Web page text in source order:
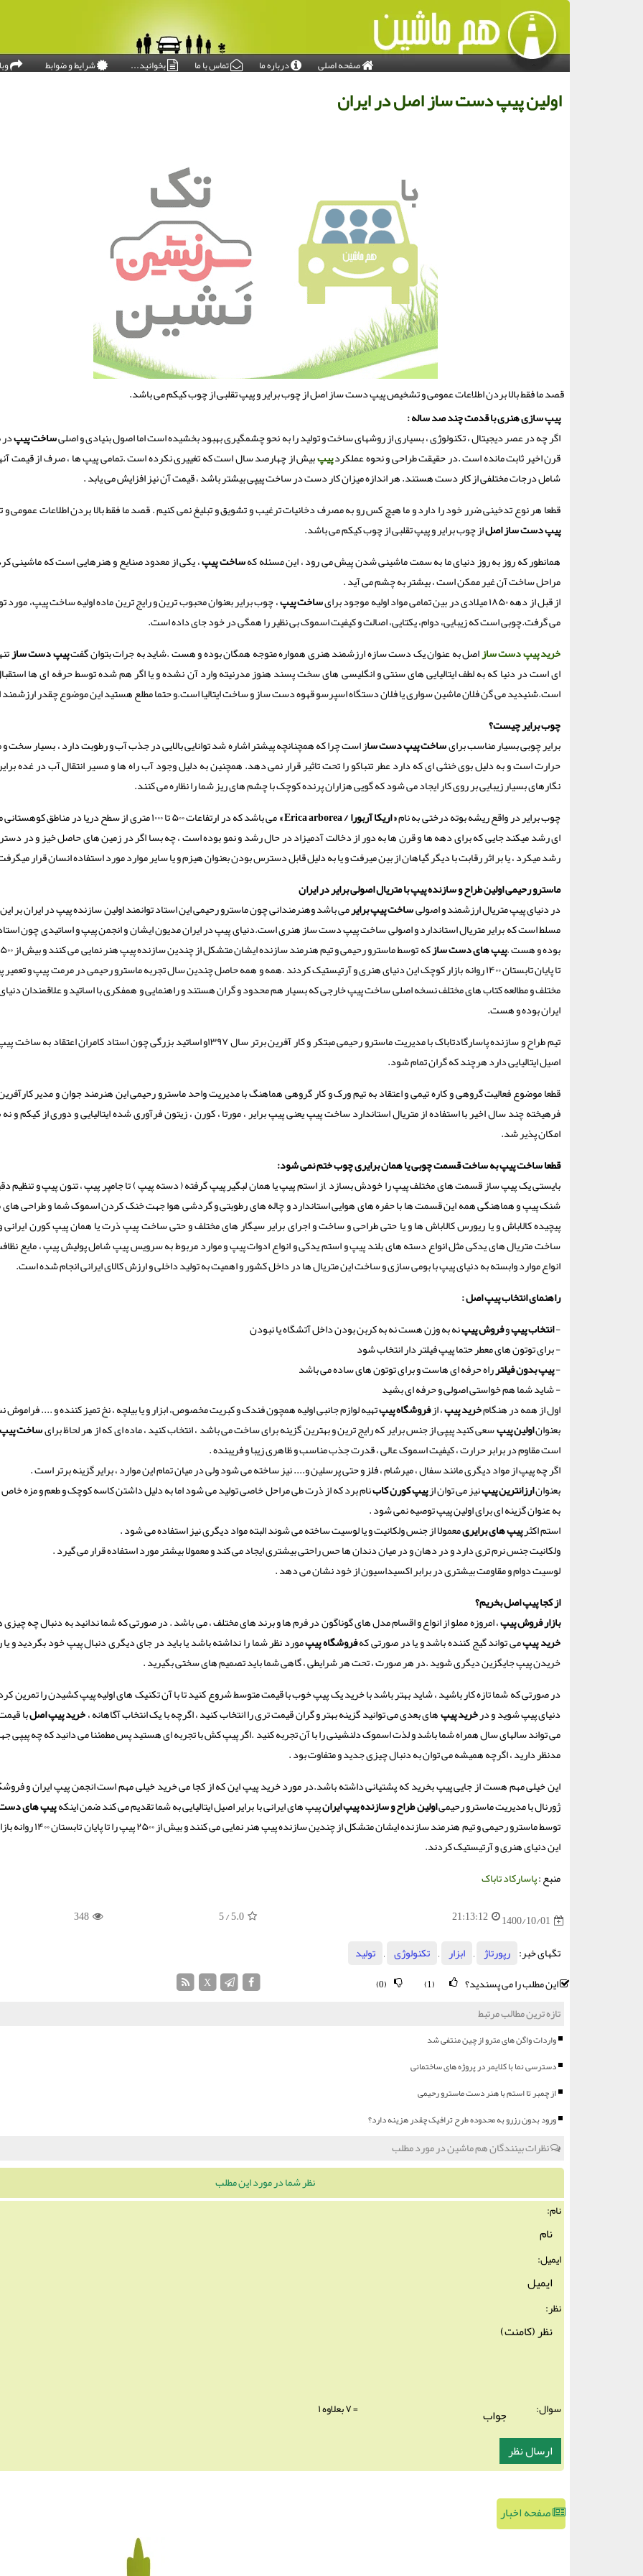
صفحه اصلی درباره ما تماس با ما بخوانید... شرایط و ضوابط
اولین پیپ دست ساز اصل در ایران
قصد ما فقط بالا بردن اطلاعات عمومی و تشخیص پیپ دست ساز اصل از چوب برایر و پیپ تقلبی از چوب کیکم می باشد.
پیپ سازی هنری با قدمت چند صد ساله:
اگر چه در عصر دیجیتال ، تکنولوژی ، بسیاری از روشهای ساخت و تولید را به نحو چشمگیری بهبود بخشیده است اما اصول بنیادی و اصلیساخت پیپ
قرن اخیر ثابت مانده است .در حقیقت طراحی و نحوه عملکردپیپبیش از چهارصد سال است که تغییری نکرده است .تمامی پیپ ها ، صرف از قیمت
شامل درجات مختلفی از کار دست هستند. هر اندازه میزان کار دست در ساخت پیپی بیشتر باشد ، قیمت آن نیز افزایش می یابد .
قطعا هر نوع تدخینی ضرر خود را دارد و ما هیچ کس رو به مصرف دخانیات ترغیب و تشویق و تبلیغ نمی کنیم . قصد ما فقط بالا بردن اطلاعات
پیپ دست ساز اصلاز چوب برایر و پیپ تقلبی از چوب کیکم می باشد.
همانطور که روز به روز دنیای ما به سمت ماشینی شدن پیش می رود ، این مسئله کهساخت پیپ، یکی از معدود صنایع و هنرهایی است که ماشینی
مراحل ساخت آن غیر ممکن است ، بیشتر به چشم می آید .
از قبل از دهه ۱۸۵۰ میلادی در بین تمامی مواد اولیه موجود برای
ساخت پیپ، چوب برایر بعنوان محبوب ترین و رایج ترین ماده اولیه ساخت پیپ، مورد
می گرفت.چوبی است که زیبایی، دوام، یکتایی، اصالت و کیفیت اسموک بی نظیر را همگی در خود جای داده است.
خرید پیپ دست سازاصل به عنوان یک دست سازه ارزشمند هنری همواره متوجه همگان بوده و هست .شاید به جرات بتوان گفتپیپ دست ساز
ای است در دنیا که به لطف ایتالیایی های سنتی و انگلیسی های سخت پسند هنوز مدرنیته وارد آن نشده و یا اگر هم شده توسط حرفه ای ها
است.شنیدید می گن فلان ماشین سواری یا فلان دستگاه اسپرسو قهوه دست ساز و ساخت ایتالیا است.و حتما مطلع هستید این موضوع چقدر
چوب برایر چیست؟
برایر چوبی بسیار مناسب برایساخت پیپ دست ساز است چرا که همچنانچه پیشتر اشاره شد توانایی بالایی در جذب آب و رطوبت دارد ، بسیار سخت و
حرارت است و به دلیل بوی خنثی ای که دارد عطر تنباکو را تحت تاثیر قرار نمی دهد. همچنین به دلیل وجود آب راه ها و مسیر انتقال آب در غده
نگارهای بسیار زیبایی بر روی کار ایجاد می شود که گویی هزاران پرنده کوچک با چشم های ریز شما را نظاره می کنند.
چوب برایر در واقع ریشه بوته درختی به نام«اریکا آربورا/ Erica arborea »
می باشد که در ارتفاعات ۵۰۰ تا ۱۰۰۰ متری از سطح دریا در مناطق
ای رشد میکند جایی که برای دهه ها و قرن ها به دور از دخالت آدمیزاد در حال رشد و نمو بوده است ، چه بسا اگر در زمین های حاصل خیز و در
رشد میکرد ، یا بر اثر رقابت با دیگر گیاهان از بین میرفت و یا به دلیل قابل دسترس بودن بعنوان هیزم و یا سایر موارد مورد استفاده انسان قرار
ماسترو رحیمی اولین طراح و سازنده پیپ با متریال اصولی برایر در ایران
در دنیای پیپ متریال ارزشمند و اصولیساخت پیپ برایرمی باشد وهنرمندانی چون ماسترو رحیمی این استاد توانمند اولین سازنده پیپ در ایران بر
مسلط است که برایر متریال استاندارد و اصولی ساخت پیپ دست ساز هنری است.دنیای پیپ در ایران مدیون ایشان و انجمن پیپ و اساتیدی چون
بوده و هست .پیپ های دست ساز
تا پایان تابستان ۱۴۰۰ روانه بازار کوچک این دنیای هنری و آرتیستیک کردند .همه و همه حاصل چندین سال تجربه ماسترو رحیمی در مرمت پیپ و
مختلف و مطالعه کتاب های مختلف نسخه اصلی ساخت پیپ خارجی که بسیار هم محدود و گران هستند و راهنمایی و همفکری با اساتید و علاقمندان
ایران بوده و هست.
تیم طراح و سازنده پاسارگادتاباک با مدیریت ماسترو رحیمی مبتکر و کار آفرین برتر سال ۱۳۹۷و اساتید بزرگی چون استاد کامران
اصیل ایتالیایی دارد هرچند که گران تمام شود.
قطعا موضوع فعالیت گروهی و کاره تیمی و اعتقاد به تیم ورک و کار گروهی هماهنگ با مدیریت واحد ماسترو رحیمی این هنرمند جوان و مدیر
فرهیخته چند سال اخیر با استفاده از متریال استاندارد ساخت پیپ یعنی پیپ برایر ، مورتا ، کورن ، زیتون فرآوری شده ایتالیایی و دوری از کیکم و
امکان پذیر شد.
قطعا ساخت پیپ به ساخت قسمت چوبی یا همان برایری چوب ختم نمی شود:
بایستی یک پیپ ساز قسمت های مختلف پیپ را خودش بسازد ,از استم پیپ یا همان لبگیر پیپ گرفته ( دسته پیپ ) تا جامپر پیپ ، تنون پیپ و تنظیم
شنک پیپ و هماهنگی همه این قسمت ها با حفره های هوایی استاندارد و چاله های رطوبتی و گردشی هوا جهت خنک کردن اسموک شما و طراحی های
پیچیده کالاباش و یا ریورس کالاباش ها و یا حتی طراحی و ساخت و اجرای برایر سیگار های مختلف و حتی ساخت پیپ ذرت یا همان پیپ کورن ایرانی و
ساخت متریال های یدکی مثل انواع دسته های بلند پیپ و استم یدکی و انواع ادوات پیپ و موارد مربوط به سرویس پیپ شامل پولیش پیپ ، مایع
انواع موارد وابسته به دنیای پیپ با بومی سازی و ساخت این متریال ها در داخل کشور و اهمیت به تولید داخلی و ارزش کالای ایرانی انجام شده است.
راهنمای انتخاب پیپ اصل:
-انتخاب پیپوفروش پیپنه به وزن هست نه به کربن بودن داخل آتشگاه یا نبودن
- برای توتون های معطر حتما پیپ فیلتر دار انتخاب شود
-پیپ بدون فیلترراه حرفه ای هاست و برای توتون های ساده می باشد
- شاید شما هم خواستی اصولی و حرفه ای بشید
اول از همه در هنگامخرید پیپ، ازفروشگاه پیپتهیه لوازم جانبی اولیه همچون فندک و کبریت مخصوص، ابزار و یا بیلچه ، نخ تمیز کننده و .... فراموش
بعنواناولین پیپسعی کنید پیپی از جنس برایر که رایج ترین و بهترین گزینه برای ساخت می باشد ، انتخاب کنید ، ماده ای که از هر لحاظ برایساخت پیپ
است مقاوم در برابر حرارت ، کیفیت اسموک عالی ، قدرت جذب مناسب و ظاهری زیبا و فریبنده .
اگر چه پیپ از مواد دیگری مانند سفال ، میرشام ، فلز و حتی پرسلین و.... نیز ساخته می شود ولی در میان تمام این موارد ، برایر گزینه برتر است .
بعنوانارزانترین پیپنیز می توان ازپیپ کورن کابنام برد که از ذرت طی مراحل خاصی تولید می شود اما به دلیل داشتن کاسه کوچک و طعم و مزه
به عنوان گزینه ای برای اولین پیپ توصیه نمی شود .
استم اکثرپیپ های برایریمعمولا از جنس ولکانیت و یا لوسیت ساخته می شوند البته مواد دیگری نیز استفاده می شود .
ولکانیت جنس نرم تری دارد و در دهان و در میان دندان ها حس راحتی بیشتری ایجاد می کند و معمولا بیشتر مورد استفاده قرار می گیرد .
لوسیت دوام و مقاومت بیشتری در برابر اکسیداسیون از خود نشان می دهد .
از کجا پیپ اصل بخریم؟
بازار فروش پیپ، امروزه مملو از انواع و اقسام مدل های گوناگون در فرم ها و برند های مختلف ، می باشد . در صورتی که شما ندانید به دنبال چه
خرید پیپمی تواند گیج کننده باشد و یا در صورتی کهفروشگاه پیپمورد نظر شما را نداشته باشد یا باید در جای دیگری دنبال پیپ خود بگردید و
خریدن پیپ جایگزین دیگری شوید .در هر صورت ، تحت هر شرایطی ، گاهی شما باید تصمیم های سختی بگیرید .
در صورتی که شما تازه کار باشید ، شاید بهتر باشد با خرید یک پیپ خوب با قیمت متوسط شروع کنید تا با آن تکنیک های اولیه پیپ کشیدن را تمرین
دنیای پیپ شوید و درخرید پیپهای بعدی می توانید گزینه بهتر و گران قیمت تری را انتخاب کنید ، اگرچه با یک انتخاب آگاهانه ،خرید پیپ اصلبا
می تواند سالهای سال همراه شما باشد و لذت اسموک دلنشینی را با آن تجربه کنید .اگر پیپ کش با تجربه ای هستید پس مطمئنا می دانید که چه پیپی
مدنظر دارید ، اگرچه همیشه می توان به دنبال چیزی جدید و متفاوت بود .
این خیلی مهم هست از جایی پیپ بخرید که پشتیانی داشته باشد.در مورد خرید پیپ این که از کجا می خرید خیلی مهم است انجمن پیپ ایران و
ژورنال با مدیریت ماسترو رحیمیاولین طراح و سازنده پیپ ایرانپیپ های ایرانی با برایر اصیل ایتالیایی به شما تقدیم می کند ضمن اینکهپیپ های
توسط ماسترو رحیمی و تیم هنرمند سازنده ایشان متشکل از چندین سازنده
این دنیای هنری و آرتیستیک کردند.
منبع :پاسارکاد تاباک
1400/10/01
21:13:12
5.0
/ 5
348
تگهای خبر: رپورتاژ , ابزار , تكنولوژی , تولید
این مطلب را می پسندید؟
(1)
(0)
X
تازه ترین مطالب مرتبط
واردات واگن های مترو از چین منتفی شد
دسترسی نما با کلایمر در پروژه های ساختمانی
از چمبر تا استم با هنر دست ماسترو رحیمی
ورود بدون رزرو به محدوده طرح ترافیک چقدر هزینه دارد؟
نظرات بینندگان هم ماشین در مورد مطلب
نظر شما در مورد این مطلب
نام:
ایمیل:
نظر:
سوال: = ۷ بعلاوه ۱
صفحه اخبار